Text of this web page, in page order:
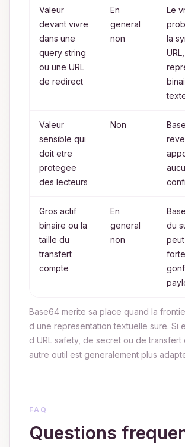
Valeur
devant vivre
dans une
query string
ou une URL
de redirect
En
general
non
Le
la
Valeur
sensible qui
doit etre
protegee
des lecteurs
Non
Gros actif
binaire ou la
taille du
transfert
compte
En
general
non
du
peut
Base64 merite sa place quand la
d une representation textuelle sure. Si
d URL safety, de secret ou de transfert
autre outil est generalement plus
FAQ
Questions